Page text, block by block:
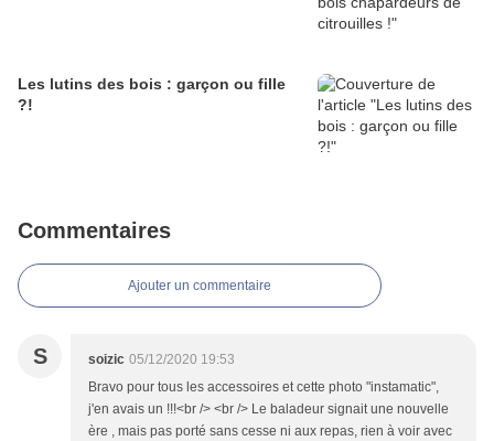
Les lutins des bois : garçon ou fille
?!
Commentaires
Ajouter un commentaire
S soizic 05/12/2020 19:53
Bravo pour tous les accessoires et cette photo "instamatic",
j'en avais un !!!<br /> <br /> Le baladeur signait une nouvelle
ère , mais pas porté sans cesse ni aux repas, rien à voir avec